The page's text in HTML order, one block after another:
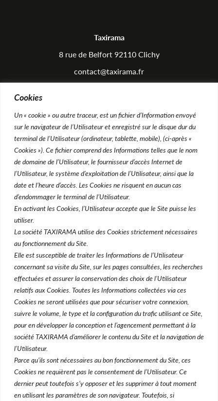
Cookies
Un « cookie » ou autre traceur, est un fichier d’Information envoyé
sur le navigateur de l’Utilisateur et enregistré sur le disque dur du
terminal de l’Utilisateur (ordinateur, tablette, mobile), (ci-après «
Cookies »). Ce fichier comprend des Informations telles que le nom
de domaine de l’Utilisateur, le fournisseur d’accès Internet de
l’Utilisateur, le système d’exploitation de l’Utilisateur, ainsi que la
date et l’heure d’accès. Les Cookies ne risquent en aucun cas
d’endommager le terminal de l’Utilisateur.
En activant les Cookies, l’Utilisateur accepte que le Site puisse les
utiliser.
La société TAXIRAMA utilise des Cookies strictement nécessaires
au fonctionnement du Site.
Elle est susceptible de traiter les Informations de l’Utilisateur
concernant sa visite du Site, sur les pages consultées, les recherches
effectuées et assurer la conservation des choix de l’Utilisateur
relatifs aux Cookies. Toutes les Informations collectées via ces
Cookies ne seront utilisées que pour sécuriser votre connexion,
suivre le volume, le type et la configuration du trafic utilisant ce Site,
pour en développer la conception et l’agencement permettant à la
société TAXIRAMA d’améliorer le contenu du Site et la navigation de
l’Utilisateur.
Parce qu’ils sont nécessaires au bon fonctionnement du Site, ces
Cookies ne requièrent pas le consentement de l’Utilisateur. Ce
dernier peut toutefois s’y opposer et les supprimer à tout moment
en utilisant les paramètres de son navigateur. Toutefois, si
Taxirama
8 rue de Belfort 92110 Clichy
contact@taxirama.fr
Équipements
Atelier
Rendez-vous Atelier
Foire aux questions
Véhicules
Financer un véhicule
Licences
Acheter une licence
Vendre une licence
Une filiale du Groupe Rousselet